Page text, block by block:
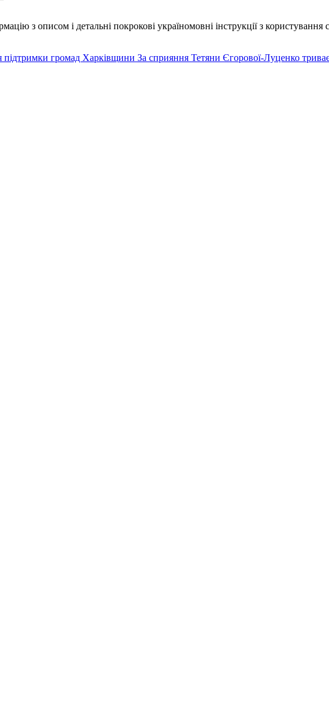
з описом і детальні покрокові україномовні інструкції з користування
громад Харківщини За сприяння Тетяни Єгорової-Луценко